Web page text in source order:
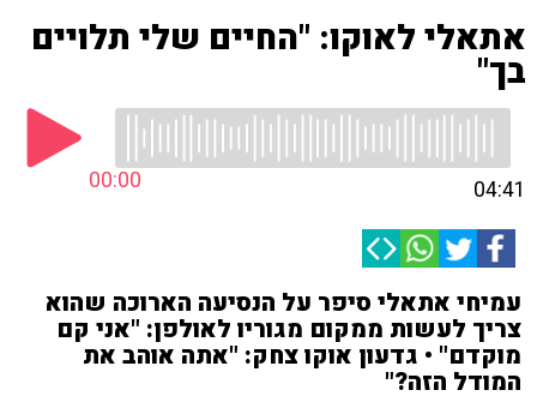
אתאלי לאוקו: "החיים שלי תלויים
בך"
00:00 04:41
עמיחי אתאלי סיפר על הנסיעה הארוכה שהוא
צריך לעשות ממקום מגוריו לאולפן: "אני קם
מוקדם" • גדעון אוקו צחק: "אתה אוהב את
המודל הזה?"